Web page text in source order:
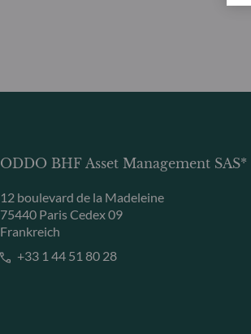
ODDO BHF Asset Management SAS*
12 boulevard de la Madeleine
75440 Paris Cedex 09
Frankreich
+33 1 44 51 80 28